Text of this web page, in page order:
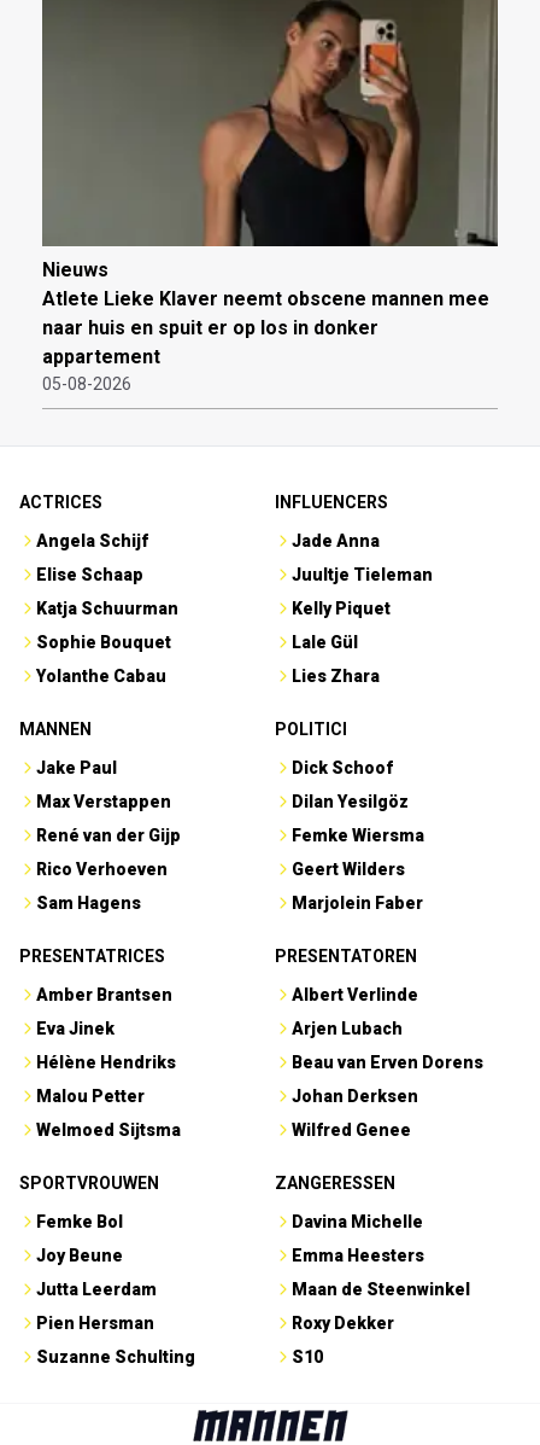
Nieuws
Atlete Lieke Klaver neemt obscene mannen mee
naar huis en spuit er op los in donker
appartement
05-08-2026
ACTRICES
Angela Schijf
Elise Schaap
Katja Schuurman
Sophie Bouquet
Yolanthe Cabau
INFLUENCERS
Jade Anna
Juultje Tieleman
Kelly Piquet
Lale Gül
Lies Zhara
MANNEN
Jake Paul
Max Verstappen
René van der Gijp
Rico Verhoeven
Sam Hagens
POLITICI
Dick Schoof
Dilan Yesilgöz
Femke Wiersma
Geert Wilders
Marjolein Faber
PRESENTATRICES
Amber Brantsen
Eva Jinek
Hélène Hendriks
Malou Petter
Welmoed Sijtsma
PRESENTATOREN
Albert Verlinde
Arjen Lubach
Beau van Erven Dorens
Johan Derksen
Wilfred Genee
SPORTVROUWEN
Femke Bol
Joy Beune
Jutta Leerdam
Pien Hersman
Suzanne Schulting
ZANGERESSEN
Davina Michelle
Emma Heesters
Maan de Steenwinkel
Roxy Dekker
S10